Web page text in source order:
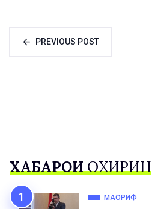
ПУРРА)PREVIOUS POST
ХАБАРҲОИОХИРИН
МАОРИФ